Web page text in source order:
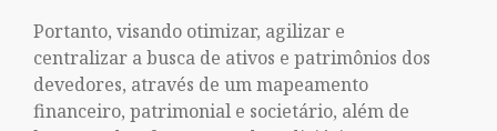
Portanto, visando otimizar, agilizar e
centralizar a busca de ativos e patrimônios dos
devedores, através de um mapeamento
financeiro, patrimonial e societário, além de